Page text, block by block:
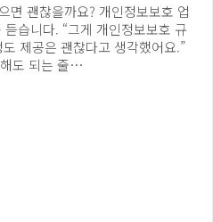
면 괜찮을까요? 개인정보보호 업
습니다. “그게 개인정보보호 규
제공은 괜찮다고 생각했어요.”
도 되는 줄…